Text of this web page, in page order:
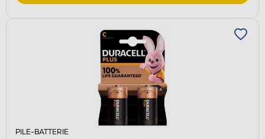
PILE-BATTERIE